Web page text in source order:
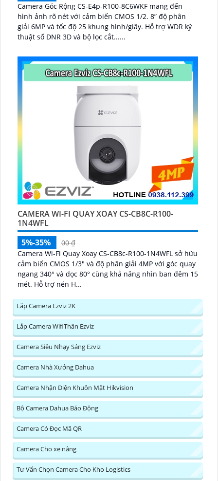
Camera Góc Rộng CS-E4p-R100-8C6WKF mang đến
hình ảnh rõ nét với cảm biến CMOS 1/2. 8” độ phân
giải 6MP và tốc độ 25 khung hình/giây. Hỗ trợ WDR kỹ
thuật số DNR 3D và bộ lọc cắt......
CAMERA WI-FI QUAY XOAY CS-CB8C-R100-
1N4WFL
5%-35%
00 ₫
Camera Wi-Fi Quay Xoay CS-CB8c-R100-1N4WFL sở hữu
cảm biến CMOS 1/3" và độ phân giải 4MP với góc quay
ngang 340° và dọc 80° cùng khả năng nhìn ban đêm 15
mét. Hỗ trợ nén H...
Lắp Camera Ezviz 2K
Lắp Camera WifiThân Ezviz
Camera Siêu Nhạy Sáng Ezviz
Camera Nhà Xưởng Dahua
Camera Nhận Diện Khuôn Mặt Hikvision
Bộ Camera Dahua Báo Động
Camera Có Đọc Mã QR
Camera Cho xe nâng
Tư Vấn Chọn Camera Cho Kho Logistics